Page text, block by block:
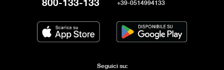
Fondo garanzia PMI
Nuova definizione default
Accessibilità
Un aiuto per ripartire
+39-0514994133
Seguici su: